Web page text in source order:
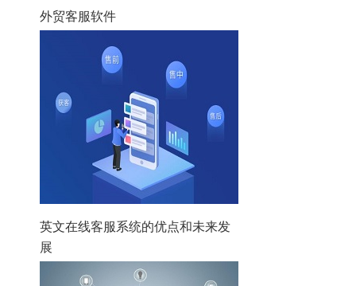
外贸客服软件
英文在线客服系统的优点和未来发
展